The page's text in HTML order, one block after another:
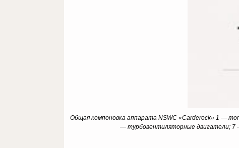
Общая компоновка аппарата NSWC «Carderock» 1 —
— турбовентиляторные двигатели; 7